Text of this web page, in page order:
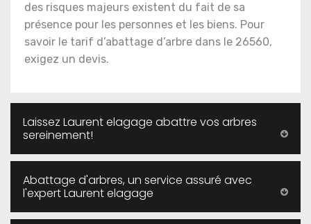
des risques majeurs existent du fait de sa
présence pour les personnes et les biens. Pour
savoir le tarif d’abattage d’arbre dans le 26560,
exigez un devis.
Laissez Laurent elagage abattre vos arbres
sereinement!
Abattage d'arbres, un service assuré avec
l'expert Laurent elagage